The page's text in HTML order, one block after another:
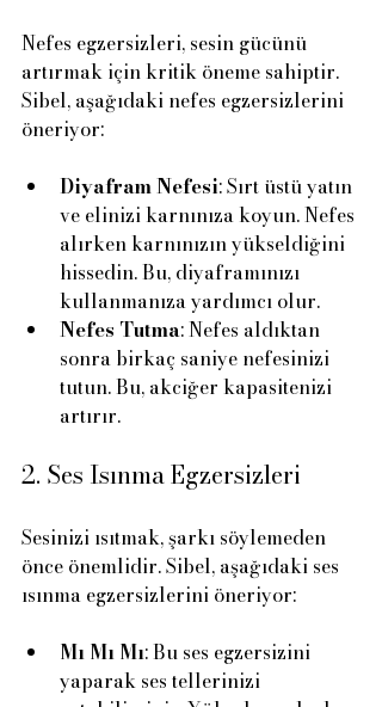
Nefes egzersizleri, sesin gücünü
artırmak için kritik öneme sahiptir.
Sibel, aşağıdaki nefes egzersizlerini
öneriyor:
Diyafram Nefesi: Sırt üstü yatın
ve elinizi karnınıza koyun. Nefes
alırken karnınızın yükseldiğini
hissedin. Bu, diyaframınızı
kullanmanıza yardımcı olur.
Nefes Tutma: Nefes aldıktan
sonra birkaç saniye nefesinizi
tutun. Bu, akciğer kapasitenizi
artırır.
2. Ses Isınma Egzersizleri
Sesinizi ısıtmak, şarkı söylemeden
önce önemlidir. Sibel, aşağıdaki ses
ısınma egzersizlerini öneriyor:
Mı Mı Mı: Bu ses egzersizini
yaparak ses tellerinizi